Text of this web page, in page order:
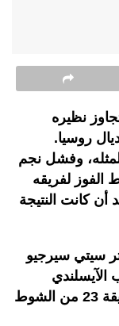
نظيره
روسيا.
لمثله، وفشل نجم
الفوز لفريقه
ركلة جزاء في الدقيقة 64 بعد أن كانت النتيجة
سيتي سيرجيو
الآيسلندي
التعادل عبر ألفريد فينبوغاسون في الدقيقة 23 من الشوط